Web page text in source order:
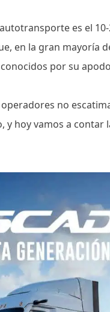
es el
en la gran mayoría
por su
no
y hoy vamos a